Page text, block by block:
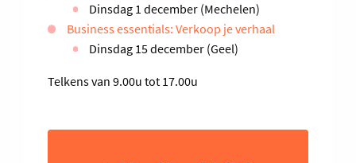
Dinsdag 1 december (Mechelen)
Business essentials: Verkoop je verhaal
Dinsdag 15 december (Geel)
Telkens van 9.00u tot 17.00u